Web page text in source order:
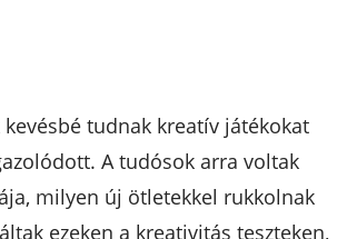
tudnak kreatív játékokat
A tudósok arra voltak
milyen új ötletekkel rukkolnak
ezeken a kreativitás teszteken,